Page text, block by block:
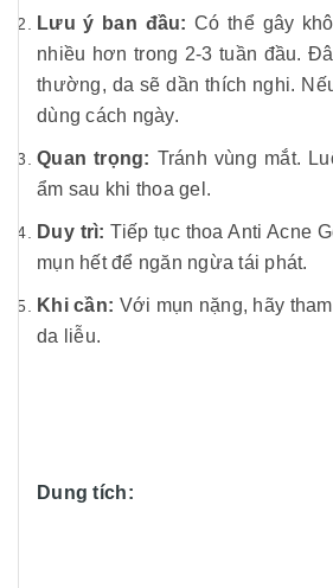
Lưu ý ban đầu: Có thể gây
nhiều hơn trong 2-3 tuần đầu.
thường, da sẽ dần thích nghi.
dùng cách ngày.
Quan trọng: Tránh vùng mắt.
ẩm sau khi thoa gel.
Duy trì: Tiếp tục thoa Anti Acne
mụn hết để ngăn ngừa tái phát.
Khi cần: Với mụn nặng, hãy
da liễu.
Dung tích: